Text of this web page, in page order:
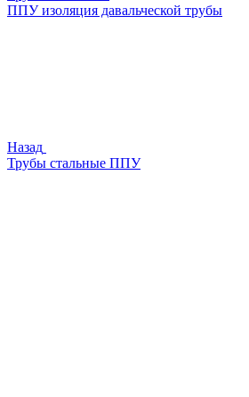
ППУ изоляция давальческой трубы
Назад
Трубы стальные ППУ